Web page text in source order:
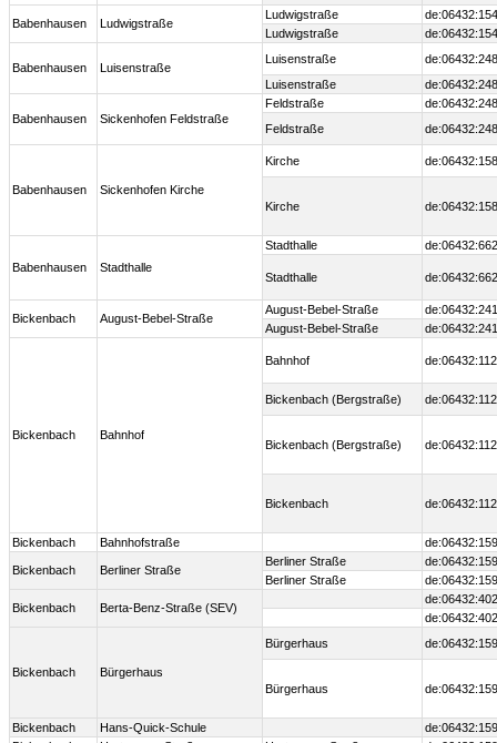
Babenhausen Ludwigstraße
Ludwigstraße
Ludwigstraße
Babenhausen Luisenstraße
Luisenstraße
Luisenstraße
Babenhausen Sickenhofen Feldstraße
Feldstraße
Feldstraße
Babenhausen Sickenhofen Kirche
Kirche
Kirche
Babenhausen Stadthalle
Stadthalle
Stadthalle
Bickenbach August-Bebel-Straße
August-Bebel-Straße
August-Bebel-Straße
Bickenbach Bahnhof
Bahnhof
Bickenbach (Bergstraße)
Bickenbach (Bergstraße)
Bickenbach
Bickenbach Bahnhofstraße
Bickenbach Berliner Straße
Berliner Straße
Berliner Straße
Bickenbach Berta-Benz-Straße (SEV)
Bickenbach Bürgerhaus
Bürgerhaus
Bürgerhaus
Bickenbach Hans-Quick-Schule